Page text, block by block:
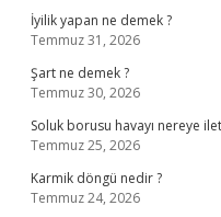
İyilik yapan ne demek ?
Temmuz 31, 2026
Şart ne demek ?
Temmuz 30, 2026
Soluk borusu havayı nereye
Temmuz 25, 2026
Karmik döngü nedir ?
Temmuz 24, 2026